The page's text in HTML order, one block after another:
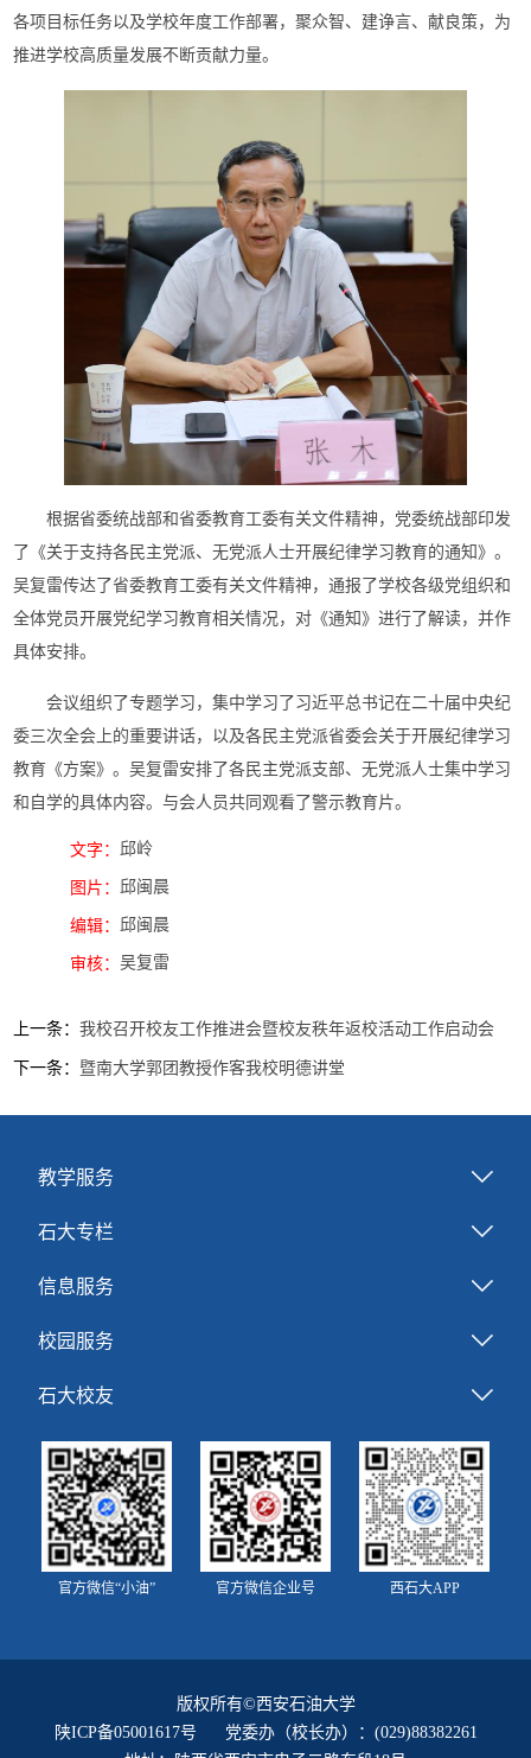
各项目标任务以及学校年度工作部署，聚众智、建诤言、献良策，为
推进学校高质量发展不断贡献力量。
根据省委统战部和省委教育工委有关文件精神，党委统战部印发
了《关于支持各民主党派、无党派人士开展纪律学习教育的通知》。
吴复雷传达了省委教育工委有关文件精神，通报了学校各级党组织和
全体党员开展党纪学习教育相关情况，对《通知》进行了解读，并作
具体安排。
会议组织了专题学习，集中学习了习近平总书记在二十届中央纪
委三次全会上的重要讲话，以及各民主党派省委会关于开展纪律学习
教育《方案》。吴复雷安排了各民主党派支部、无党派人士集中学习
和自学的具体内容。与会人员共同观看了警示教育片。
文字： 邱岭
图片： 邱闽晨
编辑： 邱闽晨
审核：吴复雷
上一条：我校召开校友工作推进会暨校友秩年返校活动工作启动会
下一条： 暨南大学郭团教授作客我校明德讲堂
教学服务
石大专栏
信息服务
校园服务
石大校友
官方微信“小油” 官方微信企业号 西石大APP
版权所有©西安石油大学
陕ICP备05001617号 党委办（校长办）：(029)88382261